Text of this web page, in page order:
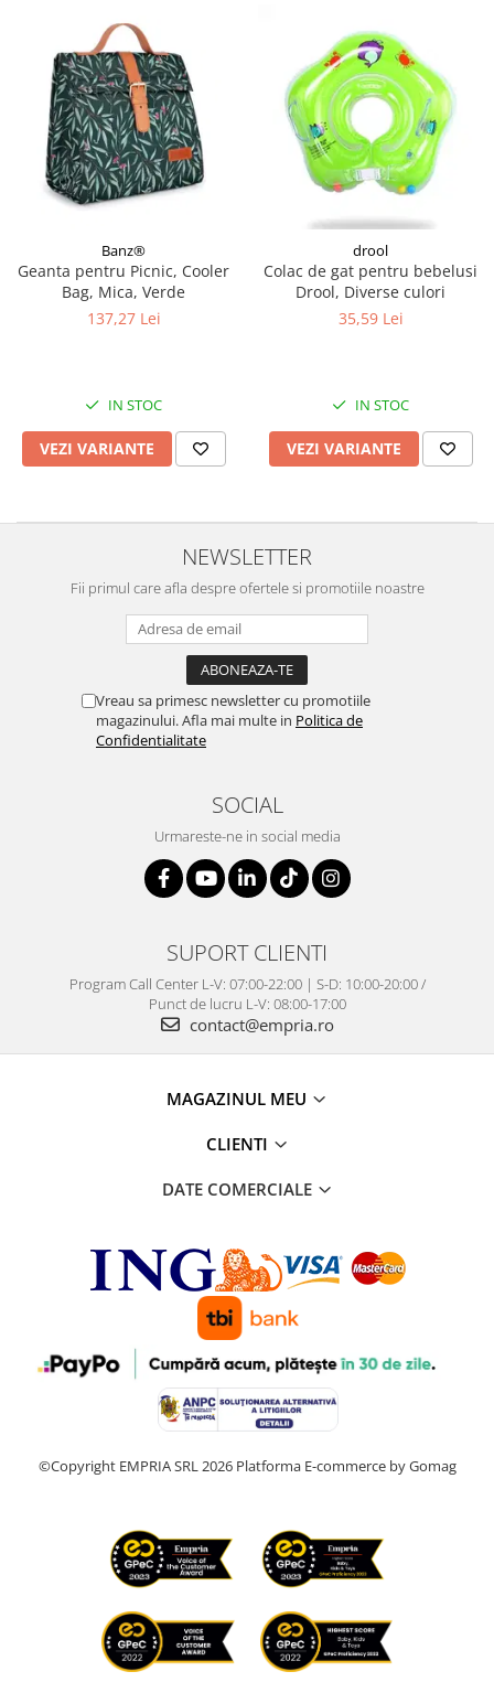
Banz®
Geanta pentru Picnic, Cooler
Bag, Mica, Verde
137,27 Lei
IN STOC
VEZI VARIANTE
drool
Colac de gat pentru bebelusi
Drool, Diverse culori
35,59 Lei
IN STOC
VEZI VARIANTE
NEWSLETTER
Fii primul care afla despre ofertele si promotiile noastre
Vreau sa primesc newsletter cu promotiile
magazinului. Afla mai multe in Politica de
Confidentialitate
SOCIAL
Urmareste-ne in social media
SUPORT CLIENTI
Program Call Center L-V: 07:00-22:00 | S-D: 10:00-20:00 /
Punct de lucru L-V: 08:00-17:00
contact@empria.ro
MAGAZINUL MEU
CLIENTI
DATE COMERCIALE
©Copyright EMPRIA SRL 2026 Platforma E-commerce by Gomag